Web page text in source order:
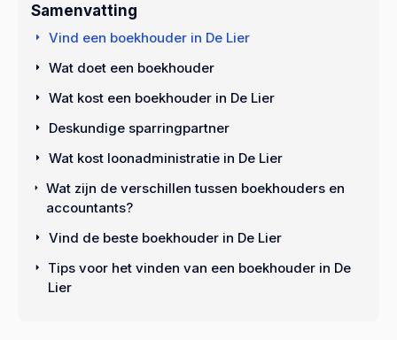
Samenvatting
Vind een boekhouder in De Lier
Wat doet een boekhouder
Wat kost een boekhouder in De Lier
Deskundige sparringpartner
Wat kost loonadministratie in De Lier
Wat zijn de verschillen tussen boekhouders en
accountants?
Vind de beste boekhouder in De Lier
Tips voor het vinden van een boekhouder in De
Lier